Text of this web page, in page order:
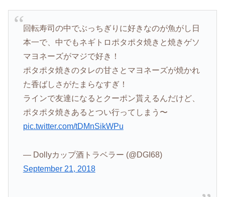
回転寿司の中でぶっちぎりに好きなのが魚がし日
本一で、中でもネギトロポタポタ焼きと焼きゲソ
マヨネーズがマジで好き！
ポタポタ焼きのタレの甘さとマヨネーズが焼かれ
た香ばしさがたまらなすぎ！
ラインで友達になるとクーポン貰えるんだけど、
ポタポタ焼きあるとつい行ってしまう〜
pic.twitter.com/tDMnSikWPu
— Dollyカップ酒トラベラー (@DGI68)
September 21, 2018